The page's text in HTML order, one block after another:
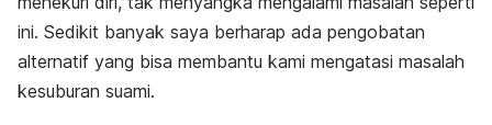
ini. Sedikit banyak saya berharap ada pengobatan
alternatif yang bisa membantu kami mengatasi masalah
kesuburan suami.